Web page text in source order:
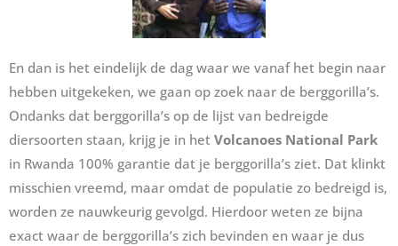
En dan is het eindelijk de dag waar we vanaf het begin naar
hebben uitgekeken, we gaan op zoek naar de berggorilla’s.
Ondanks dat berggorilla’s op de lijst van bedreigde
diersoorten staan, krijg je in het Volcanoes National Park
in Rwanda 100% garantie dat je berggorilla’s ziet. Dat klinkt
misschien vreemd, maar omdat de populatie zo bedreigd is,
worden ze nauwkeurig gevolgd. Hierdoor weten ze bijna
exact waar de berggorilla’s zich bevinden en waar je dus